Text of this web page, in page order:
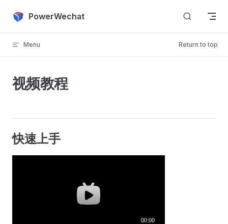
Skip to content
PowerWechat
Menu Return to top
视频教程
快速上手